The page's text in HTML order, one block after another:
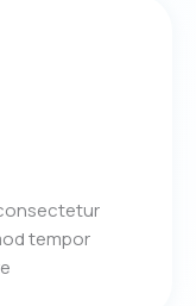
tempor